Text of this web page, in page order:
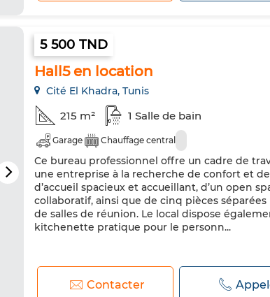
5 500 TND
Hall5 en location
Cité El Khadra, Tunis
215 m² 1 Salle de bain
Garage Chauffage central
Ce bureau professionnel offre un cadre de
une entreprise à la recherche de confort et
d’accueil spacieux et accueillant, d’un open
collaboratif, ainsi que de cinq pièces
de salles de réunion. Le local dispose
kitchenette pratique pour le personn...
Contacter